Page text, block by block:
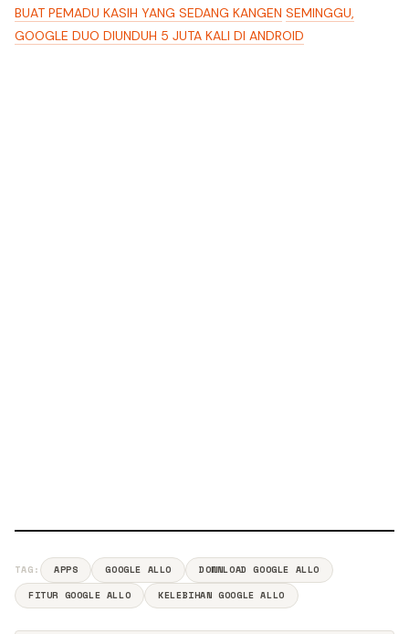
BUAT PEMADU KASIH YANG SEDANG KANGEN SEMINGGU,
GOOGLE DUO DIUNDUH 5 JUTA KALI DI ANDROID
TAG: APPS GOOGLE ALLO
DOWNLOAD GOOGLE ALLO
FITUR GOOGLE ALLO
KELEBIHAN GOOGLE ALLO